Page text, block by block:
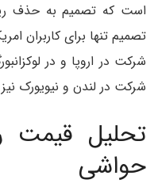
است که تصمیم به حذف
تصمیم تنها برای کاربران
شرکت در اروپا و در
شرکت در لندن و نیویورک
تحلیل قیمت
حواشی